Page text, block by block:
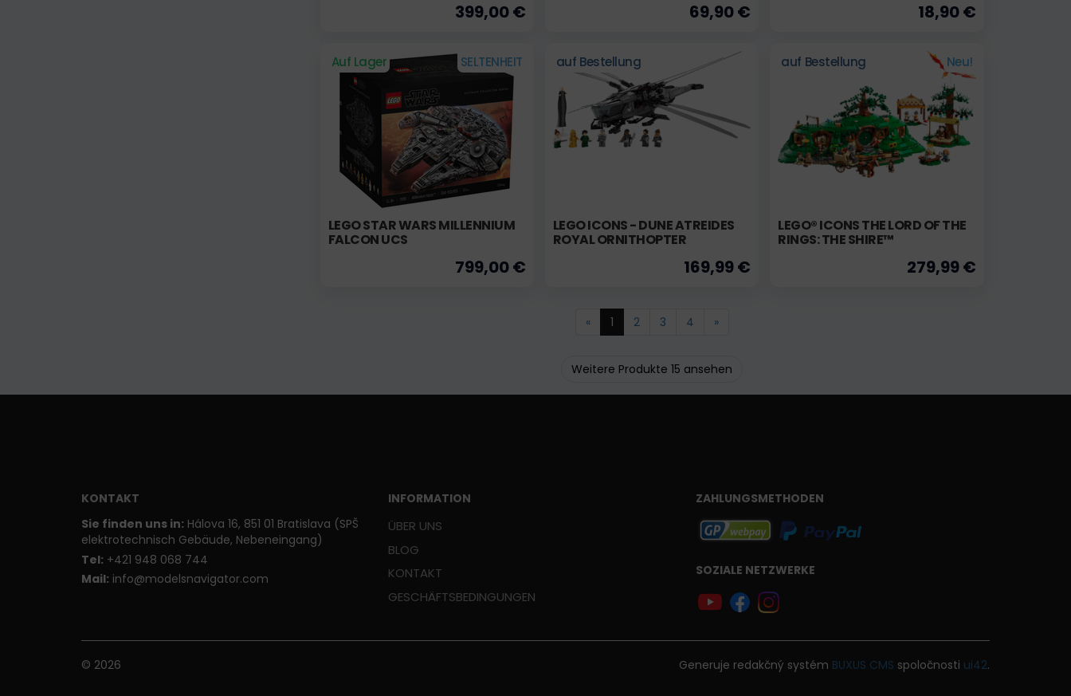
399,00 € 69,90 € 18,90 €
Auf Lager SELTENHEIT
LEGO STAR WARS MILLENNIUM
FALCON UCS
799,00 €
auf Bestellung
LEGO ICONS - DUNE ATREIDES
ROYAL ORNITHOPTER
169,99 €
auf Bestellung Neu!
LEGO® ICONS THE LORD OF THE
RINGS: THE SHIRE™
279,99 €
« 1 2 3 4 »
Weitere Produkte 15 ansehen
KONTAKT
Sie finden uns in: Hálova 16, 851 01 Bratislava (SPŠ
elektrotechnisch Gebäude, Nebeneingang)
Tel: +421 948 068 744
Mail: info@modelsnavigator.com
INFORMATION
ÜBER UNS
BLOG
KONTAKT
GESCHÄFTSBEDINGUNGEN
ZAHLUNGSMETHODEN
SOZIALE NETZWERKE
© 2026 Generuje redakčný systém BUXUS CMS spoločnosti ui42.